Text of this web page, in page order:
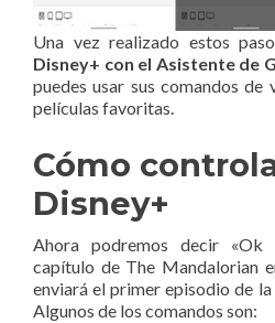
Una vez realizado estos
Disney+ con el Asistente de
puedes usar sus comandos
películas favoritas.
Cómo
Disney+
Ahora podremos decir
capítulo de The Mandalorian
enviará el primer episodio de
Algunos de los comandos son: